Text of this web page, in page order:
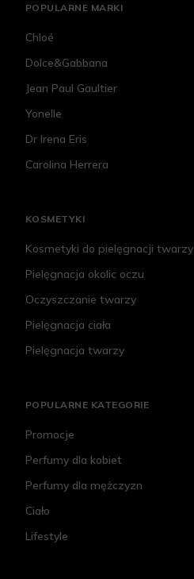
POPULARNE MARKI
Chloé
Dolce&Gabbana
Jean Paul Gaultier
Yonelle
Dr Irena Eris
Carolina Herrera
KOSMETYKI
Kosmetyki do pielęgnacji twarzy
Pielęgnacja okolic oczu
Oczyszczanie twarzy
Pielęgnacja ciała
Pielęgnacja twarzy
POPULARNE KATEGORIE
Promocje
Perfumy dla kobiet
Perfumy dla mężczyzn
Ciało
Lifestyle